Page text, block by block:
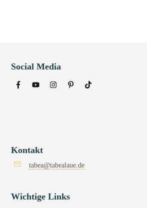
Social Media
Kontakt
tabea@tabealaue.de
Wichtige Links